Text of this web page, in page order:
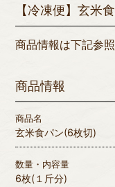
【冷凍便】玄米
商品情報は下記参照
商品情報
商品名
玄米食パン(6枚切)
数量・内容量
6枚(１斤分)